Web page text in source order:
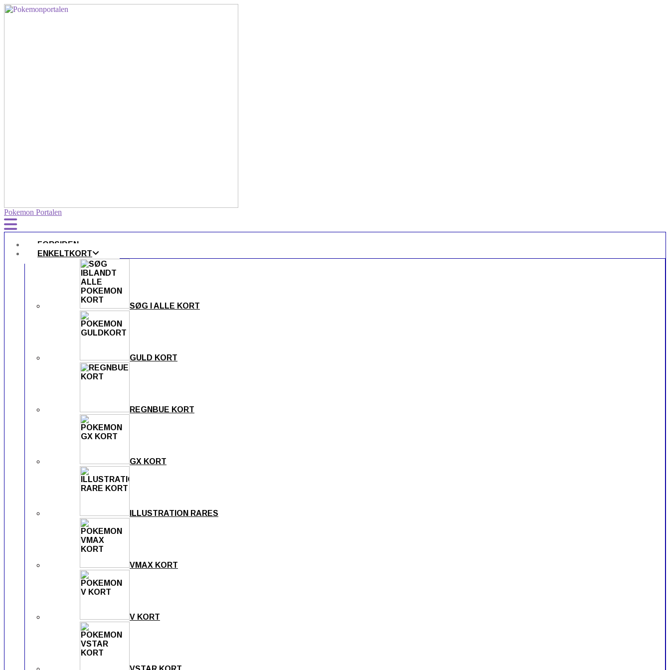
Pokemon Portalen
FORSIDEN
ENKELTKORT
SØG I ALLE KORT
GULD KORT
REGNBUE KORT
GX KORT
ILLUSTRATION RARES
VMAX KORT
V KORT